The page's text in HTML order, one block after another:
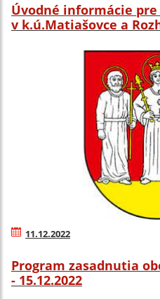
Úvodné informácie
v k.ú.Matiašovce a
11.12.2022
Program zasadnutia
- 15.12.2022